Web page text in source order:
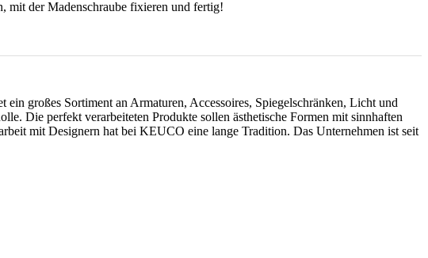
mit der Madenschraube fixieren und fertig!
großes Sortiment an Armaturen, Accessoires, Spiegelschränken, Licht und
Die perfekt verarbeiteten Produkte sollen ästhetische Formen mit sinnhaften
mit Designern hat bei KEUCO eine lange Tradition. Das Unternehmen ist seit